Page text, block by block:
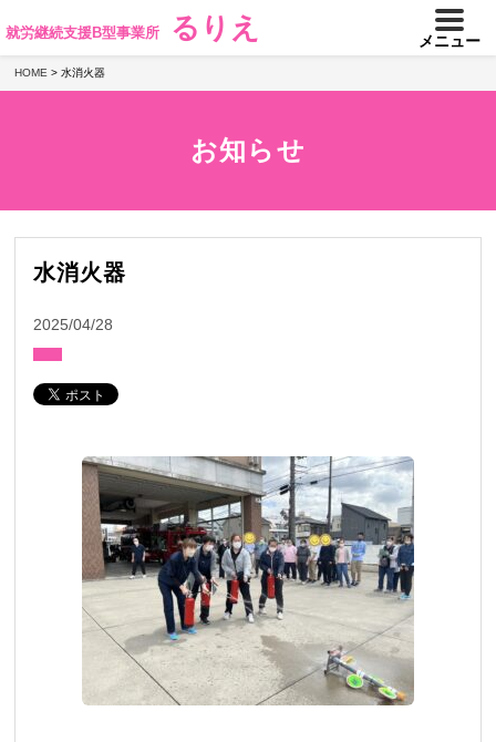
就労継続支援B型事業所 るりえ メニュー
HOME > 水消火器
お知らせ
水消火器
2025/04/28